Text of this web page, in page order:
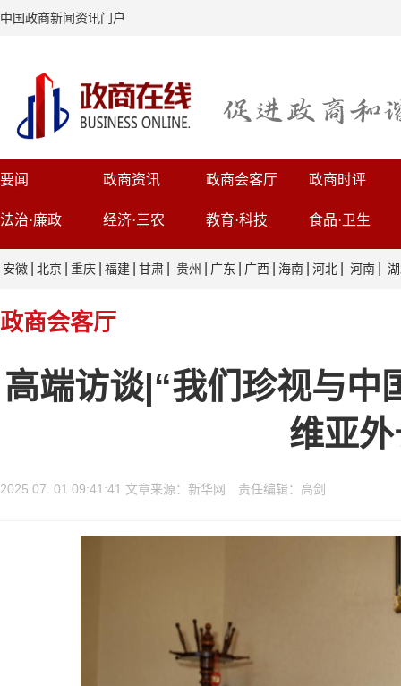
中国政商新闻资讯门户
要闻 政商资讯 政商会客厅 政商时评
法治·廉政 经济·三农 教育·科技 食品·卫生
安徽 北京 重庆 福建 甘肃 贵州 广东 广西 海南 河北 河南
政商会客厅
高端访谈|“我们珍视与
维亚
2025 07. 01 09:41:41 文章来源：新华网 责任编辑：高剑